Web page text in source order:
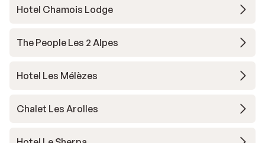
Hotel Chamois Lodge
The People Les 2 Alpes
Hotel Les Mélèzes
Chalet Les Arolles